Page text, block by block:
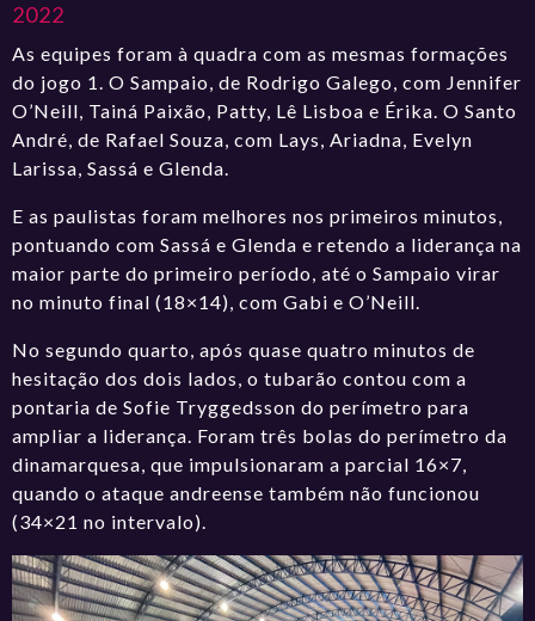
2022
As equipes foram à quadra com as mesmas formações
do jogo 1. O Sampaio, de Rodrigo Galego, com Jennifer
O’Neill, Tainá Paixão, Patty, Lê Lisboa e Érika. O Santo
André, de Rafael Souza, com Lays, Ariadna, Evelyn
Larissa, Sassá e Glenda.
E as paulistas foram melhores nos primeiros minutos,
pontuando com Sassá e Glenda e retendo a liderança na
maior parte do primeiro período, até o Sampaio virar
no minuto final (18×14), com Gabi e O’Neill.
No segundo quarto, após quase quatro minutos de
hesitação dos dois lados, o tubarão contou com a
pontaria de Sofie Tryggedsson do perímetro para
ampliar a liderança. Foram três bolas do perímetro da
dinamarquesa, que impulsionaram a parcial 16×7,
quando o ataque andreense também não funcionou
(34×21 no intervalo).